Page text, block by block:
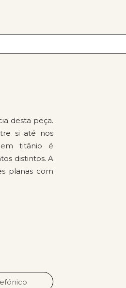
desta peça.
si até nos
em titânio é
distintos. A
planas com